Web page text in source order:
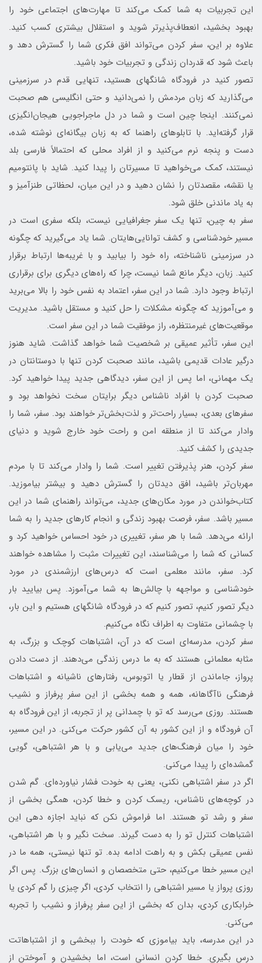
این تجربیات به شما کمک می‌کند تا مهارت‌های اجتماعی خود را
بهبود بخشید، انعطاف‌پذیرتر شوید و استقلال بیشتری کسب کنید.
علاوه بر این، سفر کردن می‌تواند افق فکری شما را گسترش دهد و
باعث شود که قدردان زندگی و تجربیات خود باشید.
تصور کنید در فرودگاه شانگهای هستید، تنهایی قدم در سرزمینی
می‌گذارید که زبان مردمش را نمی‌دانید و حتی انگلیسی هم صحبت
نمی‌کنند. اینجا چین است و شما در دل ماجراجویی هیجان‌انگیزی
قرار گرفته‌اید. با تابلوهای راهنما که به زبان بیگانه‌ای نوشته شده،
دست و پنجه نرم می‌کنید و از افراد محلی که احتمالاً فارسی بلد
نیستند، کمک می‌خواهید تا مسیرتان را پیدا کنید. شاید با پانتومیم
یا نقشه، مقصدتان را نشان دهید و در این میان، لحظاتی طنزآمیز و
به یاد ماندنی خلق شود.
سفر به چین، تنها یک سفر جغرافیایی نیست، بلکه سفری است در
مسیر خودشناسی و کشف توانایی‌هایتان. شما یاد می‌گیرید که چگونه
در سرزمینی ناشناخته، راه خود را بیابید و با غریبه‌ها ارتباط برقرار
کنید. زبان، دیگر مانع شما نیست، چرا که راه‌های دیگری برای برقراری
ارتباط وجود دارد. شما در این سفر، اعتماد به نفس خود را بالا می‌برید
و می‌آموزید که چگونه مشکلات را حل کنید و مستقل باشید. مدیریت
موقعیت‌های غیرمنتظره، راز موفقیت شما در این سفر است.
این سفر، تأثیر عمیقی بر شخصیت شما خواهد گذاشت. شاید هنوز
درگیر عادات قدیمی باشید، مانند صحبت کردن تنها با دوستانتان در
یک مهمانی، اما پس از این سفر، دیدگاهی جدید پیدا خواهید کرد.
صحبت کردن با افراد ناشناس دیگر برایتان سخت نخواهد بود و
سفرهای بعدی، بسیار راحت‌تر و لذت‌بخش‌تر خواهند بود. سفر، شما را
وادار می‌کند تا از منطقه امن و راحت خود خارج شوید و دنیای
جدیدی را کشف کنید.
سفر کردن، هنر پذیرفتن تغییر است. شما را وادار می‌کند تا با مردم
مهربان‌تر باشید، افق دیدتان را گسترش دهید و بیشتر بیاموزید.
کتاب‌خواندن در مورد مکان‌های جدید، می‌تواند راهنمای شما در این
مسیر باشد. سفر، فرصت بهبود زندگی و انجام کارهای جدید را به شما
ارائه می‌دهد. شما با هر سفر، تغییری در خود احساس خواهید کرد و
کسانی که شما را می‌شناسند، این تغییرات مثبت را مشاهده خواهند
کرد. سفر، مانند معلمی است که درس‌های ارزشمندی در مورد
خودشناسی و مواجهه با چالش‌ها به شما می‌آموزد. پس بیایید بار
دیگر تصور کنیم، تصور کنیم که در فرودگاه شانگهای هستیم و این بار،
با چشمانی متفاوت به اطراف نگاه می‌کنیم.
سفر کردن، مدرسه‌ای است که در آن، اشتباهات کوچک و بزرگ، به
مثابه معلمانی هستند که به ما درس زندگی می‌دهند. از دست دادن
پرواز، جاماندن از قطار یا اتوبوس، رفتارهای ناشیانه و اشتباهات
فرهنگی ناآگاهانه، همه و همه بخشی از این سفر پرفراز و نشیب
هستند. روزی می‌رسد که تو با چمدانی پر از تجربه، از این فرودگاه به
آن فرودگاه و از این کشور به آن کشور حرکت می‌کنی. در این مسیر،
خود را میان فرهنگ‌های جدید می‌یابی و با هر اشتباهی، گویی
گمشده‌ای را پیدا می‌کنی.
اگر در سفر اشتباهی نکنی، یعنی به خودت فشار نیاورده‌ای. گم شدن
در کوچه‌های ناشناس، ریسک کردن و خطا کردن، همگی بخشی از
سفر و رشد تو هستند. اما فراموش نکن که نباید اجازه دهی این
اشتباهات کنترل تو را به دست گیرند. سخت نگیر و با هر اشتباهی،
نفس عمیقی بکش و به راهت ادامه بده. تو تنها نیستی، همه ما در
این مسیر خطا می‌کنیم، حتی متخصصان و انسان‌های بزرگ. پس اگر
روزی پرواز یا مسیر اشتباهی را انتخاب کردی، اگر چیزی را گم کردی یا
خرابکاری کردی، بدان که بخشی از این سفر پرفراز و نشیب را تجربه
می‌کنی.
در این مدرسه، باید بیاموزی که خودت را ببخشی و از اشتباهاتت
درس بگیری. خطا کردن انسانی است، اما بخشیدن و آموختن از